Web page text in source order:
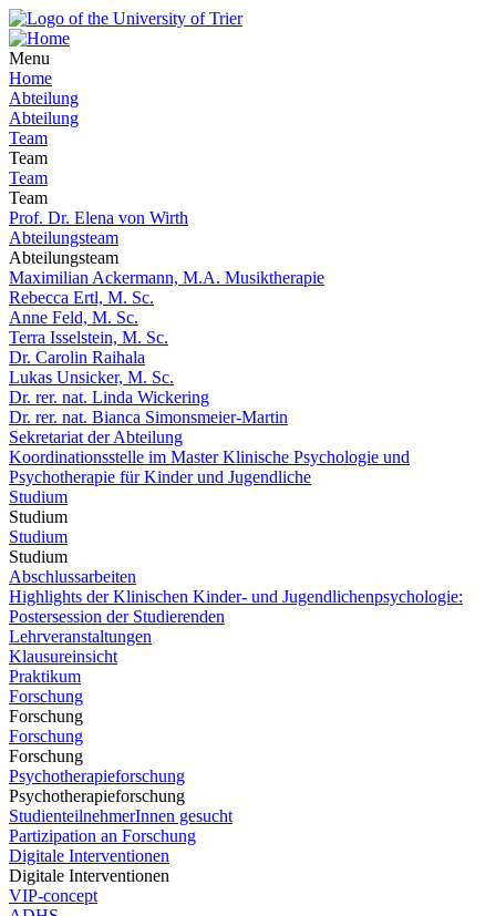
Menu
Home
Abteilung
Abteilung
Team
Team
Team
Team
Prof. Dr. Elena von Wirth
Abteilungsteam
Abteilungsteam
Maximilian Ackermann, M.A. Musiktherapie
Rebecca Ertl, M. Sc.
Anne Feld, M. Sc.
Terra Isselstein, M. Sc.
Dr. Carolin Raihala
Lukas Unsicker, M. Sc.
Dr. rer. nat. Linda Wickering
Dr. rer. nat. Bianca Simonsmeier-Martin
Sekretariat der Abteilung
Koordinationsstelle im Master Klinische Psychologie und
Psychotherapie für Kinder und Jugendliche
Studium
Studium
Studium
Studium
Abschlussarbeiten
Highlights der Klinischen Kinder- und Jugendlichenpsychologie:
Postersession der Studierenden
Lehrveranstaltungen
Klausureinsicht
Praktikum
Forschung
Forschung
Forschung
Forschung
Psychotherapieforschung
Psychotherapieforschung
StudienteilnehmerInnen gesucht
Partizipation an Forschung
Digitale Interventionen
Digitale Interventionen
VIP-concept